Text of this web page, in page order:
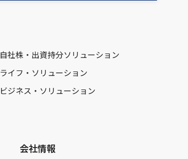
自社株・出資持分ソリューション
ライフ・ソリューション
ビジネス・ソリューション
会社情報